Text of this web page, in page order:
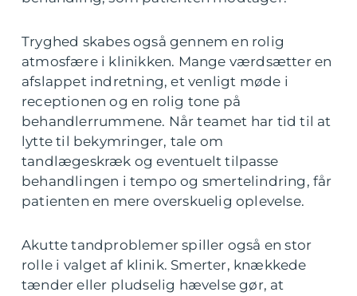
Tryghed skabes også gennem en rolig
atmosfære i klinikken. Mange værdsætter en
afslappet indretning, et venligt møde i
receptionen og en rolig tone på
behandlerrummene. Når teamet har tid til at
lytte til bekymringer, tale om
tandlægeskræk og eventuelt tilpasse
behandlingen i tempo og smertelindring, får
patienten en mere overskuelig oplevelse.
Akutte tandproblemer spiller også en stor
rolle i valget af klinik. Smerter, knækkede
tænder eller pludselig hævelse gør, at